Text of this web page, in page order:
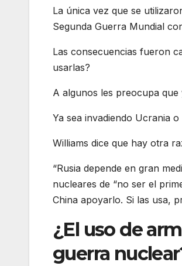
La única vez que se
Segunda Guerra Mundial
Las consecuencias fueron
usarlas?
A algunos les preocupa que
Ya sea invadiendo Ucrania
Williams dice que hay otra
“Rusia depende en gran
nucleares de “no ser el
China apoyarlo. Si las usa,
¿El uso de
guerra